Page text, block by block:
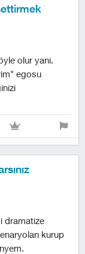
olur yani.
egosu
dramatize
kurup